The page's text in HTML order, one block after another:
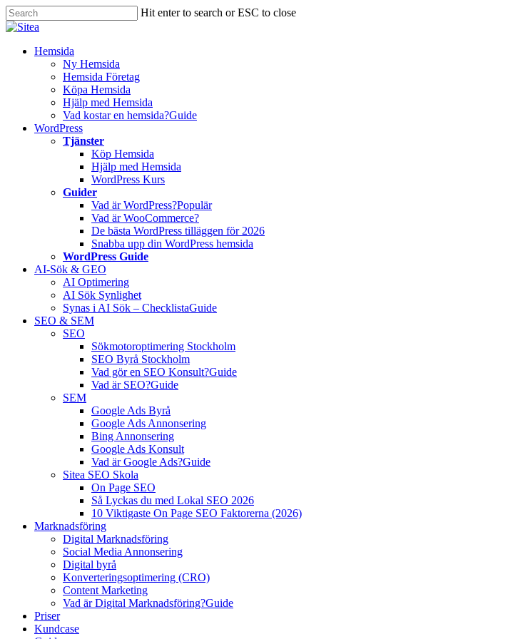
Skip
to
content
Hit enter to search or ESC to close
Close
InnehållHemsida
Ny Hemsida
Hemsida Företag
Köpa Hemsida
Hjälp med Hemsida
Vad kostar en hemsida?Guide
WordPress
Tjänster
Köp Hemsida
Hjälp med Hemsida
WordPress Kurs
Guider
Vad är WordPress?Populär
Vad är WooCommerce?
De bästa WordPress tilläggen för 2026
Snabba upp din WordPress hemsida
WordPress Guide
AI-Sök & GEO
AI Optimering
AI Sök Synlighet
Synas i AI Sök – ChecklistaGuide
SEO & SEM
SEO
Sökmotoroptimering Stockholm
SEO Byrå Stockholm
Vad gör en SEO Konsult?Guide
Vad är SEO?Guide
SEM
Google Ads Byrå
Google Ads Annonsering
Bing Annonsering
Google Ads Konsult
Vad är Google Ads?Guide
Sitea SEO Skola
On Page SEO
Så Lyckas du med Lokal SEO 2026
10 Viktigaste On Page SEO Faktorerna (2026)
Marknadsföring
Digital Marknadsföring
Social Media Annonsering
Digital byrå
Konverteringsoptimering (CRO)
Content Marketing
Vad är Digital Marknadsföring?Guide
Priser
Kundcase